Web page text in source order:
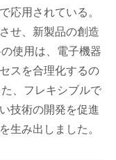
応用されている。
せ、新製品の創造
使用は、電子機器
スを合理化するの
、フレキシブルで
技術の開発を促進
生み出しました。